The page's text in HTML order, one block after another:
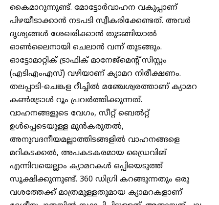
കൈമാറുന്നുണ്ട്. മോട്ടോർവാഹന വകുപ്പാണ്
പിഴയീടാക്കാൻ നടപടി സ്വീകരിക്കേണ്ടത്. അവർ
ദൃശ്യങ്ങൾ ശേഖരിക്കാൻ തുടങ്ങിയാൽ
ഓൺലൈനായി ചെലാൻ വന്ന് തുടങ്ങും.
ഓട്ടോമാറ്റിക് ട്രാഫിക് മാനേജ്‌മെന്റ് സിസ്റ്റം
(എടിഎംഎസ്) വഴിയാണ് ക്യാമറ നിരീക്ഷണം.
തലപ്പാടി-ചെങ്കള റീച്ചിൽ മഞ്ചേശ്വരത്താണ് ക്യാമറ
കൺട്രോൾ റൂം പ്രവർത്തിക്കുന്നത്.
വാഹനങ്ങളുടെ വേഗം, സീറ്റ് ബെൽറ്റ്
ഉൾപ്പെടെയുള്ള മുൻകരുതൽ,
അനുവദനീയമല്ലാത്തിടങ്ങളിൽ വാഹനങ്ങളെ
മറികടക്കൽ, അപകടകരമായ ഡ്രൈവിങ്
എന്നിവയെല്ലാം ക്യാമറകൾ ഒപ്പിയെടുത്ത്
സൂക്ഷിക്കുന്നുണ്ട്. 360 ഡിഗ്രി കറങ്ങുന്നതും ഒരു
വശത്തേക്ക് മാത്രമുള്ളതുമായ ക്യാമറകളാണ്